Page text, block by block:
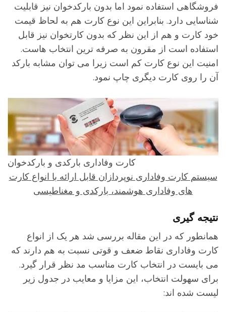
استفاده نمود اما بدون بارکدخوان نیز قابلیت
دارد. بنابراین این نوع کارت هم به لحاظ قیمت
کارت و هم از این نظر که بدون کارتخوان نیز قابل
است از مقرون به صرفه ترین انتخاب هاست.
این نوع کارت کم است زیرا می توان مشابه بارکد
را روی کارت دیگری چاپ نمود.
کارت وفاداری بارکدی و بارکدخوان
کارت وفاداری نوپردازان قابل ارائه با انواع کارت
های وفاداری هوشمند، بارکدی و مغناطیسی
گیری
که در این مقاله بررسی شد هر یک از انواع
وفاداری نقاط ضعف و قوتی نسبت به هم دارند که
بایست در انتخاب کارت مناسب مد نظر قرار گیرد.
سهولت انتخاب، این مزایا و معایب در جدول زیر
شده اند: